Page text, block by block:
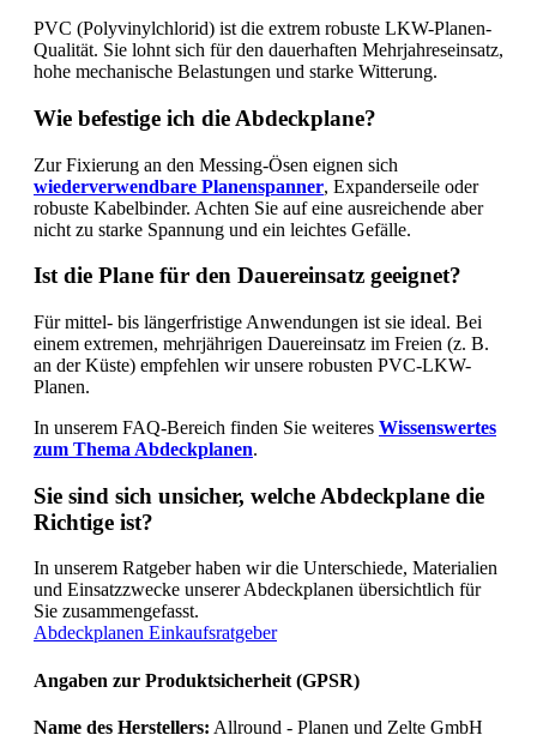
PVC (Polyvinylchlorid) ist die extrem robuste LKW-Planen-
Qualität. Sie lohnt sich für den dauerhaften Mehrjahreseinsatz,
hohe mechanische Belastungen und starke Witterung.
Wie befestige ich die Abdeckplane?
Zur Fixierung an den Messing-Ösen eignen sich
wiederverwendbare Planenspanner, Expanderseile oder
robuste Kabelbinder. Achten Sie auf eine ausreichende aber
nicht zu starke Spannung und ein leichtes Gefälle.
Ist die Plane für den Dauereinsatz geeignet?
Für mittel- bis längerfristige Anwendungen ist sie ideal. Bei
einem extremen, mehrjährigen Dauereinsatz im Freien (z. B.
an der Küste) empfehlen wir unsere robusten PVC-LKW-
Planen.
In unserem FAQ-Bereich finden Sie weiteres Wissenswertes
zum Thema Abdeckplanen.
Sie sind sich unsicher, welche Abdeckplane die
Richtige ist?
In unserem Ratgeber haben wir die Unterschiede, Materialien
und Einsatzzwecke unserer Abdeckplanen übersichtlich für
Sie zusammengefasst.
Abdeckplanen Einkaufsratgeber
Angaben zur Produktsicherheit (GPSR)
Name des Herstellers: Allround - Planen und Zelte GmbH